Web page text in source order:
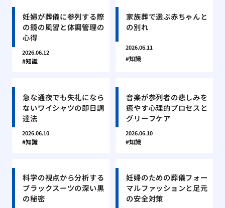
妊婦が葬儀に参列する際
の鏡の風習と体調管理の
心得
2026.06.12
知識
家族葬で選ぶ赤ちゃんと
の別れ
2026.06.11
知識
急な通夜でも失礼になら
ないワイシャツの即日調
達法
2026.06.10
知識
音楽が参列者の悲しみを
癒やす心理的プロセスと
グリーフケア
2026.06.10
知識
科学の視点から分析する
ブラックスーツの深い黒
の秘密
妊婦のための葬儀フォー
マルファッションと足元
の安全対策